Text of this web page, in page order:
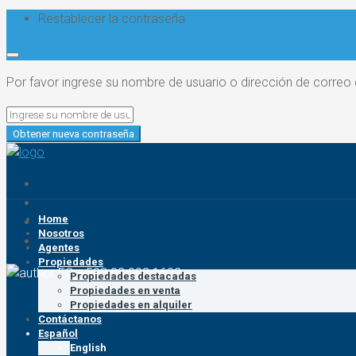
Restablecer la contraseña
Por favor ingrese su nombre de usuario o dirección de
Obtener nueva contraseña
EC: +593 93 993 1602
Home
Nosotros
Agentes
Propiedades
Propiedades destacadas
Propiedades en venta
Propiedades en alquiler
Contáctanos
Español
English